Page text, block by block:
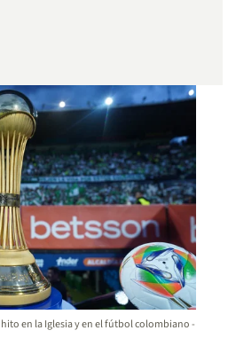
en la Iglesia y en el fútbol colombiano -